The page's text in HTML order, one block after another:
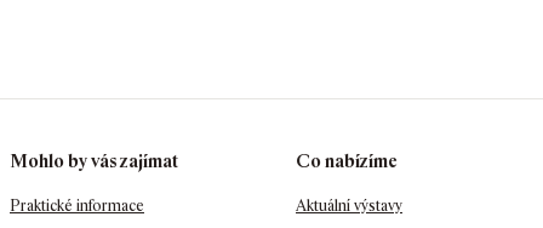
Mohlo by vás zajímat
Praktické informace
Co nabízíme
Aktuální výstavy